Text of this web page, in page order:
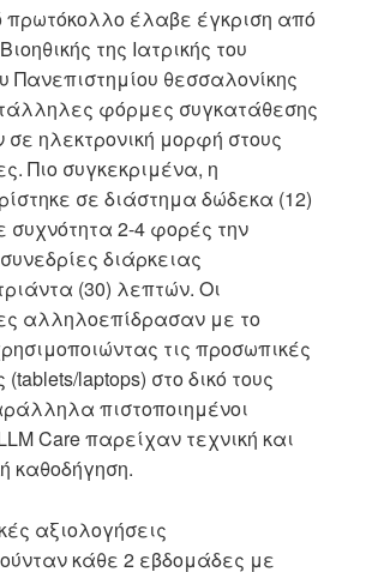
πρωτόκολλο έλαβε έγκριση από
της Ιατρικής του
Πανεπιστημίου θεσσαλονίκης
φόρμες συγκατάθεσης
σε ηλεκτρονική μορφή στους
Πιο συγκεκριμένα, η
σε διάστημα δώδεκα (12)
2-4 φορές την
διάρκειας
(30) λεπτών. Oι
αλληλοεπίδρασαν με το
τις προσωπικές
laptops) στο δικό τους
πιστοποιημένοι
Care παρείχαν τεχνική και
καθοδήγηση.
αξιολογήσεις
κάθε 2 εβδομάδες με